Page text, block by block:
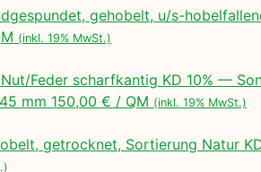
gehobelt, u/s-
(inkl. 19% MwSt.)
Nut/Feder scharfkantig KD 10% —
45 mm 150,00 € / QM (inkl. 19% MwSt.)
getrocknet, Sortierung Natur